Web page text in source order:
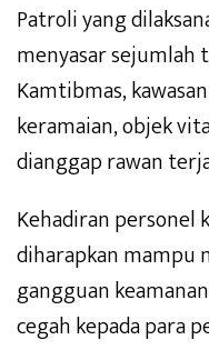
Patroli yang
menyasar
Kamtibmas,
keramaian, objek
dianggap rawan
Kehadiran personel
diharapkan mampu
gangguan
cegah kepada para